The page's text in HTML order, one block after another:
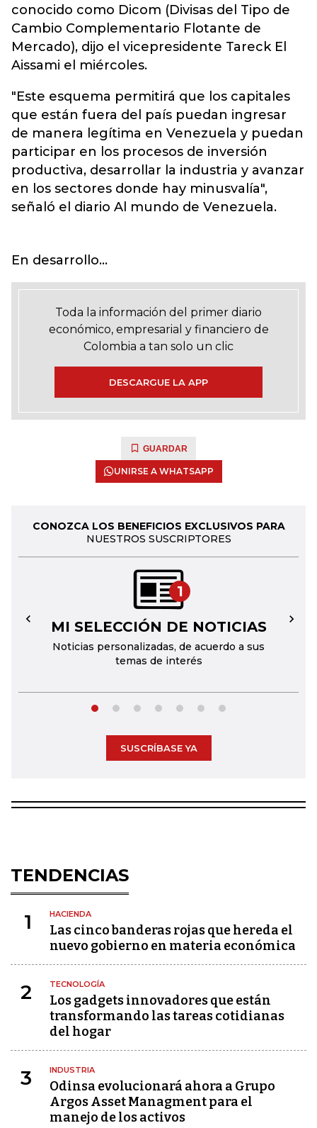
conocido como Dicom (Divisas del Tipo de
Cambio Complementario Flotante de
Mercado), dijo el vicepresidente Tareck El
Aissami el miércoles.
"Este esquema permitirá que los capitales
que están fuera del país puedan ingresar
de manera legítima en Venezuela y puedan
participar en los procesos de inversión
productiva, desarrollar la industria y avanzar
en los sectores donde hay minusvalía",
señaló el diario Al mundo de Venezuela.
En desarrollo...
Toda la información del primer diario
económico, empresarial y financiero de
Colombia a tan solo un clic
DESCARGUE LA APP
GUARDAR
UNIRSE A WHATSAPP
CONOZCA LOS BENEFICIOS EXCLUSIVOS PARA
NUESTROS SUSCRIPTORES
1
MI SELECCIÓN DE NOTICIAS
Noticias personalizadas, de acuerdo a sus
temas de interés
← →
SUSCRÍBASE YA
TENDENCIAS
1 HACIENDA
Las cinco banderas rojas que hereda el
nuevo gobierno en materia económica
2 TECNOLOGÍA
Los gadgets innovadores que están
transformando las tareas cotidianas
del hogar
3 INDUSTRIA
Odinsa evolucionará ahora a Grupo
Argos Asset Managment para el
manejo de los activos